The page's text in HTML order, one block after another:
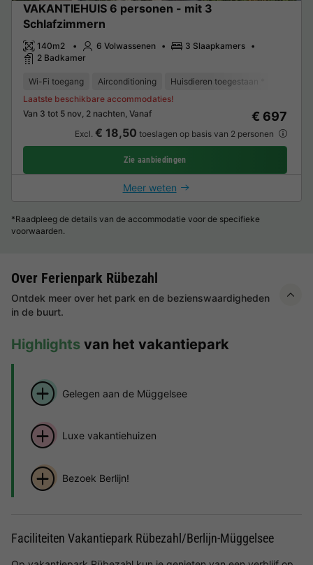
VAKANTIEHUIS 6 personen - mit 3
Schlafzimmern
140m2 6 Volwassenen
3 Slaapkamers
2 Badkamer
Wi-Fi toegang Airconditioning Huisdieren toegestaan *
Van 3 tot 5 nov, 2 nachten, Vanaf
Laatste beschikbare accommodaties!
€ 697
Excl. € 18,50 toeslagen op basis van 2 personen
Zie aanbiedingen
Meer weten
*Raadpleeg de details van de accommodatie voor de specifieke
voorwaarden.
Over Ferienpark Rübezahl
Ontdek meer over het park en de bezienswaardigheden
in de buurt.
Highlights van het vakantiepark
Gelegen aan de Müggelsee
Luxe vakantiehuizen
Bezoek Berlijn!
Faciliteiten Vakantiepark Rübezahl/Berlijn-Müggelsee